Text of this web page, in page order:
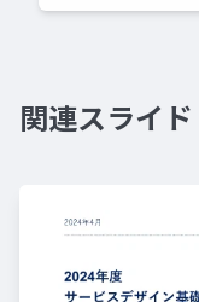
関連スライド